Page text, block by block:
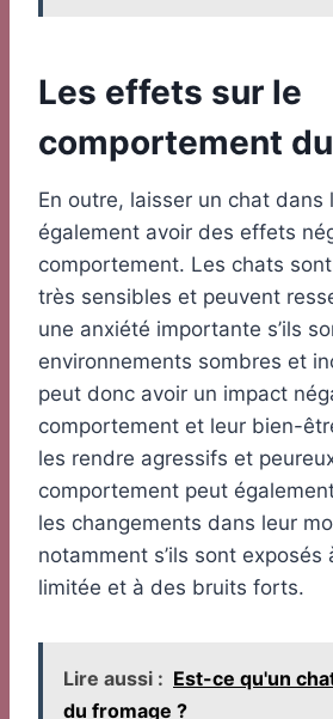
Les effets sur le
comportement
En outre, laisser un chat dans
également avoir des effets
comportement. Les chats
très sensibles et peuvent
une anxiété importante s’ils
environnements sombres et
peut donc avoir un impact
comportement et leur bien-
les rendre agressifs et
comportement peut
les changements dans leur
notamment s’ils sont exposés
limitée et à des bruits forts.
Lire aussi : Est-ce qu'un
du fromage ?